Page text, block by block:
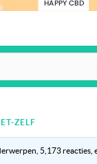
ZELF
5,173 reacties,